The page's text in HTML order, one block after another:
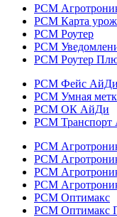
РСМ
РСМ Карта
РСМ Роутер
РСМ
РСМ Роутер
РСМ Фейс АйДи
РСМ Умная
РСМ ОК АйДи
РСМ Транспорт
РСМ
РСМ
РСМ
РСМ
РСМ Оптимакс
РСМ Оптимакс